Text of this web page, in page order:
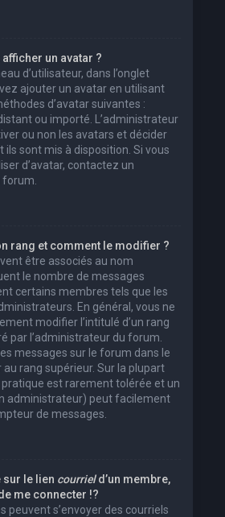
un avatar ?
d’utilisateur, dans l’onglet
ajouter un avatar en utilisant
d’avatar suivantes :
ou importé. L’administrateur
ou non les avatars et décider
ils sont mis à disposition. Si vous
d’avatar, contactez un
rang et comment le modifier ?
être associés au nom
le nombre de messages
certains membres tels que les
En général, vous ne
modifier l’intitulé d’un rang
par l’administrateur du forum.
messages sur le forum dans le
rang supérieur. Sur la plupart
est rarement tolérée et un
administrateur) peut facilement
de messages.
sur le lien courrield’un membre,
me connecter !?
peuvent s’envoyer des courriels